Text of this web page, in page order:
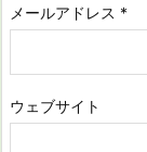
メールアドレス *
ウェブサイト